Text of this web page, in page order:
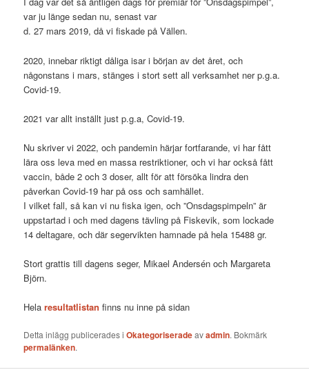
var ju länge sedan nu, senast var
d. 27 mars 2019, då vi fiskade på Vällen.
2020, innebar riktigt dåliga isar i början av det året, och
någonstans i mars, stänges i stort sett all verksamhet ner p.g.a.
Covid-19.
2021 var allt inställt just p.g.a, Covid-19.
Nu skriver vi 2022, och pandemin härjar fortfarande, vi har fått
lära oss leva med en massa restriktioner, och vi har också fått
vaccin, både 2 och 3 doser, allt för att försöka lindra den
påverkan Covid-19 har på oss och samhället.
I vilket fall, så kan vi nu fiska igen, och ”Onsdagspimpeln” är
uppstartad i och med dagens tävling på Fiskevik, som lockade
14 deltagare, och där segervikten hamnade på hela 15488 gr.
Stort grattis till dagens seger, Mikael Andersén och Margareta
Björn.
Helaresultatlistan finns nu inne på sidan
Detta inlägg publicerades iOkategoriseradeavadmin. Bokmärk
permalänken.